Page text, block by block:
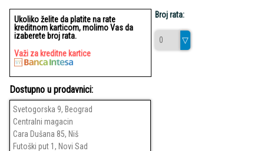
Ukoliko želite da platite na rate
kreditnom karticom, molimo Vas da
izaberete broj rata.
Važi za kreditne kartice
Broj rata:
Dostupno u prodavnici:
Svetogorska 9, Beograd
Centralni magacin
Cara Dušana 85, Niš
Futoški put 1, Novi Sad